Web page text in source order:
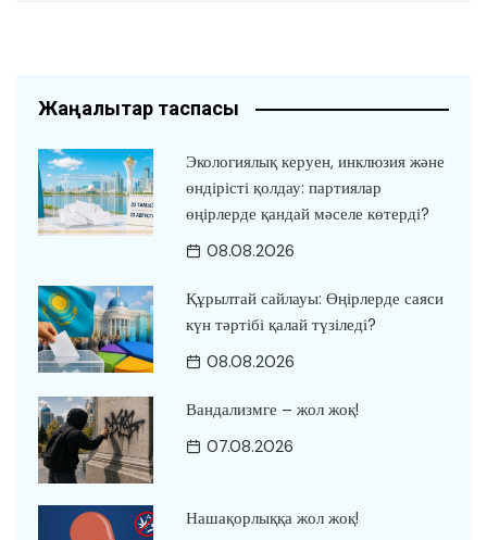
Жаңалықтар таспасы
Экологиялық керуен, инклюзия және
өндірісті қолдау: партиялар
өңірлерде қандай мәселе көтерді?
08.08.2026
Құрылтай сайлауы: Өңірлерде саяси
күн тәртібі қалай түзіледі?
08.08.2026
Вандализмге – жол жоқ!
07.08.2026
Нашақорлыққа жол жоқ!